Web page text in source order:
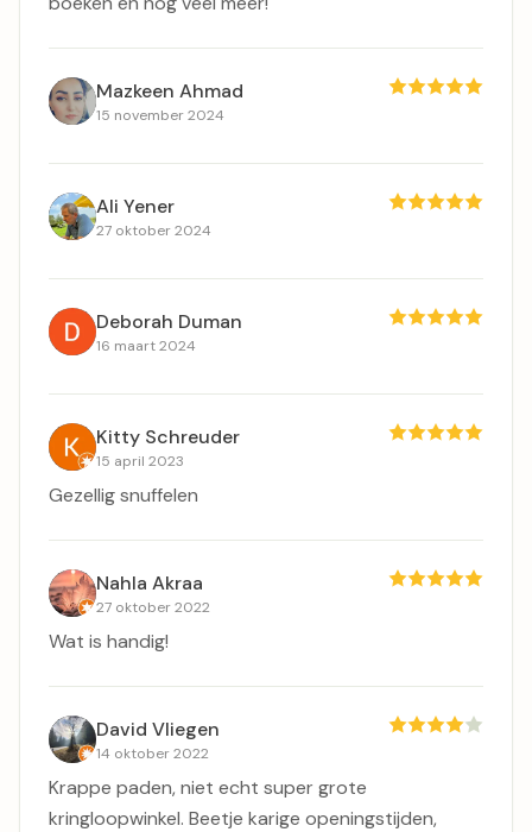
Mazkeen Ahmad
15 november 2024
Ali Yener
27 oktober 2024
Deborah Duman
16 maart 2024
Kitty Schreuder
15 april 2023
Gezellig snuffelen
Nahla Akraa
27 oktober 2022
Wat is handig!
David Vliegen
14 oktober 2022
Krappe paden, niet echt super grote
kringloopwinkel. Beetje karige openingstijden,